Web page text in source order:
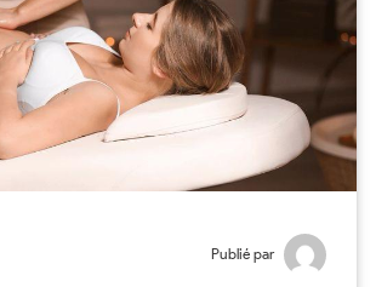
Publié par